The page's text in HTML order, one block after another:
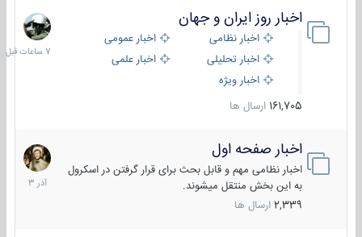
اخبار روز ایران و جهان
اخبار نظامی
اخبار عمومی
اخبار تحلیلی
اخبار علمی
اخبار ویژه
161,705 ارسال ها
7
ساعات
قبل
اخبار صفحه اول
اخبار نظامی مهم و قابل بحث برای قرار گرفتن در اسکرول
به این بخش منتقل میشوند.
2,339 ارسال ها
7
آذر
1403